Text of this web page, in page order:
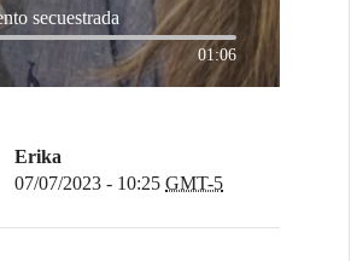
secuestrada
01:06
Erika
07/07/2023 - 10:25 GMT-5